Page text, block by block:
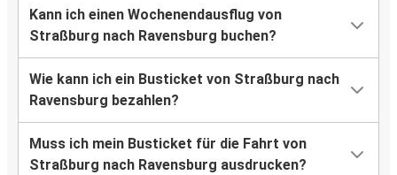
Kann ich einen Wochenendausflug von
Straßburg nach Ravensburg buchen?
Wie kann ich ein Busticket von Straßburg nach
Ravensburg bezahlen?
Muss ich mein Busticket für die Fahrt von
Straßburg nach Ravensburg ausdrucken?